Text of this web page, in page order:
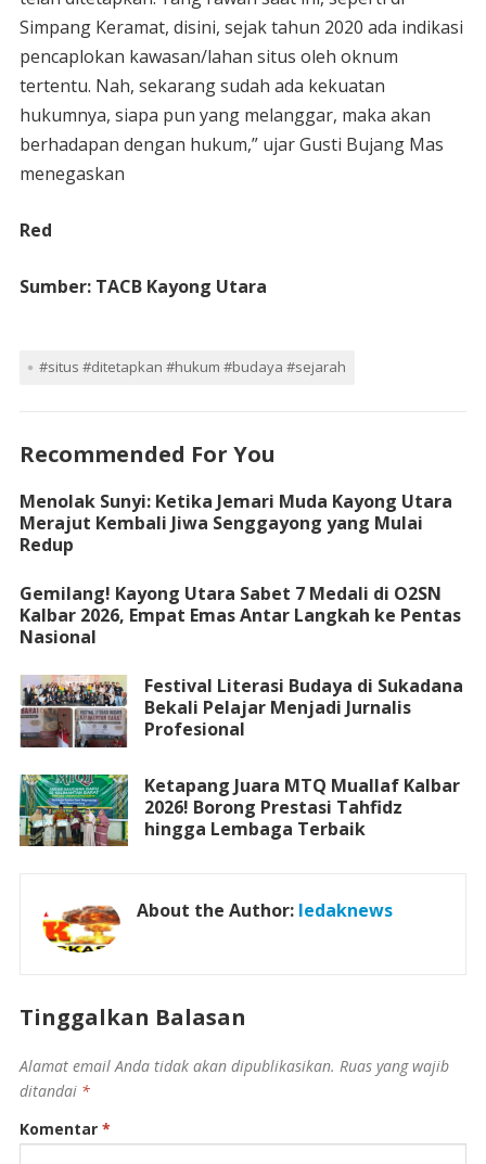
Simpang Keramat, disini, sejak tahun 2020 ada indikasi
pencaplokan kawasan/lahan situs oleh oknum
tertentu. Nah, sekarang sudah ada kekuatan
hukumnya, siapa pun yang melanggar, maka akan
berhadapan dengan hukum,” ujar Gusti Bujang Mas
menegaskan
Red
Sumber: TACB Kayong Utara
#situs #ditetapkan #hukum #budaya #sejarah
Recommended For You
Menolak Sunyi: Ketika Jemari Muda Kayong Utara
Merajut Kembali Jiwa Senggayong yang Mulai
Redup
Gemilang! Kayong Utara Sabet 7 Medali di O2SN
Kalbar 2026, Empat Emas Antar Langkah ke Pentas
Nasional
Festival Literasi Budaya di Sukadana
Bekali Pelajar Menjadi Jurnalis
Profesional
Ketapang Juara MTQ Muallaf Kalbar
2026! Borong Prestasi Tahfidz
hingga Lembaga Terbaik
About the Author: ledaknews
Tinggalkan Balasan
Alamat email Anda tidak akan dipublikasikan. Ruas yang wajib
ditandai *
Komentar *